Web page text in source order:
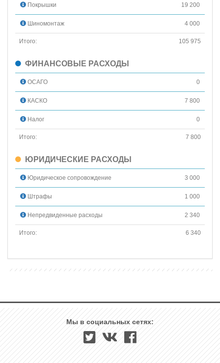
Покрышки 19 200
Шиномонтаж 4 000
Итого: 105 975
ФИНАНСОВЫЕ РАСХОДЫ
ОСАГО 0
КАСКО 7 800
Налог 0
Итого: 7 800
ЮРИДИЧЕСКИЕ РАСХОДЫ
Юридическое сопровождение 3 000
Штрафы 1 000
Непредвиденные расходы 2 340
Итого: 6 340
Мы в социальных сетях: